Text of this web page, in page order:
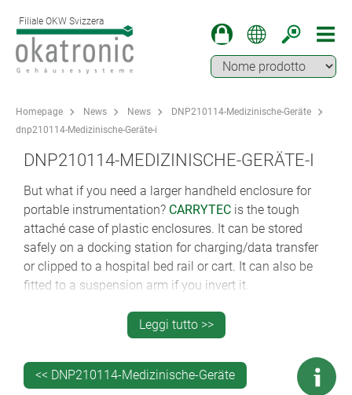
Filiale OKW Svizzera
Homepage News News
DNP210114-Medizinische-Geräte
dnp210114-Medizinische-Geräte-i
DNP210114-MEDIZINISCHE-GERÄTE-I
But what if you need a larger handheld enclosure for
portable instrumentation? CARRYTEC is the tough
attaché case of plastic enclosures. It can be stored
safely on a docking station for charging/data transfer
or clipped to a hospital bed rail or cart. It can also be
fitted to a suspension arm if you invert it.
Link to application examples of "Medicine / Laboratory
Leggi tutto >>
<< DNP210114-Medizinische-Geräte